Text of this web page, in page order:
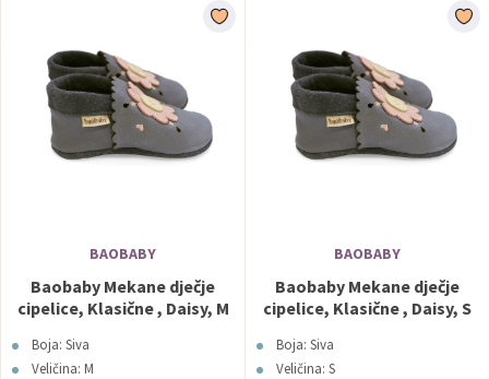
BAOBABY
Baobaby Mekane dječje
cipelice, Klasične , Daisy, M
Boja: Siva
Veličina: M
BAOBABY
Baobaby Mekane dječje
cipelice, Klasične , Daisy, S
Boja: Siva
Veličina: S